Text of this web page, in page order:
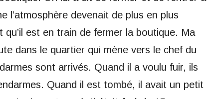
l’atmosphère devenait de plus en plus
est en train de fermer la boutique. Ma
dans le quartier qui mène vers le chef du
sont arrivés. Quand il a voulu fuir, ils
Quand il est tombé, il avait un petit